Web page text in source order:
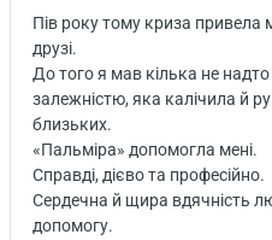
Пів року тому криза привела
друзі.
До того я мав кілька не
залежністю, яка калічила й
близьких.
«Пальміра» допомогла мені.
Справді, дієво та професійно.
Сердечна й щира вдячність
допомогу.